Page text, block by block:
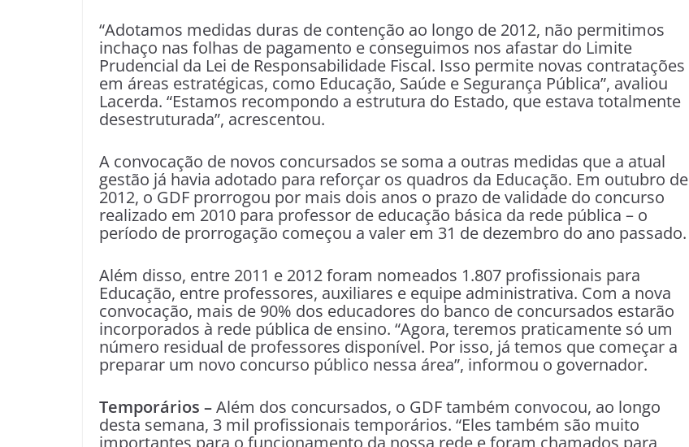
“Adotamos medidas duras de contenção ao longo de 2012, não permitimos
inchaço nas folhas de pagamento e conseguimos nos afastar do Limite
Prudencial da Lei de Responsabilidade Fiscal. Isso permite novas contratações
em áreas estratégicas, como Educação, Saúde e Segurança Pública”, avaliou
Lacerda. “Estamos recompondo a estrutura do Estado, que estava totalmente
desestruturada”, acrescentou.
A convocação de novos concursados se soma a outras medidas que a atual
gestão já havia adotado para reforçar os quadros da Educação. Em outubro de
2012, o GDF prorrogou por mais dois anos o prazo de validade do concurso
realizado em 2010 para professor de educação básica da rede pública – o
período de prorrogação começou a valer em 31 de dezembro do ano passado.
Além disso, entre 2011 e 2012 foram nomeados 1.807 profissionais para
Educação, entre professores, auxiliares e equipe administrativa. Com a nova
convocação, mais de 90% dos educadores do banco de concursados estarão
incorporados à rede pública de ensino. “Agora, teremos praticamente só um
número residual de professores disponível. Por isso, já temos que começar a
preparar um novo concurso público nessa área”, informou o governador.
Temporários –Além dos concursados, o GDF também convocou, ao longo
desta semana, 3 mil profissionais temporários. “Eles também são muito
importantes para o funcionamento da nossa rede e foram chamados para